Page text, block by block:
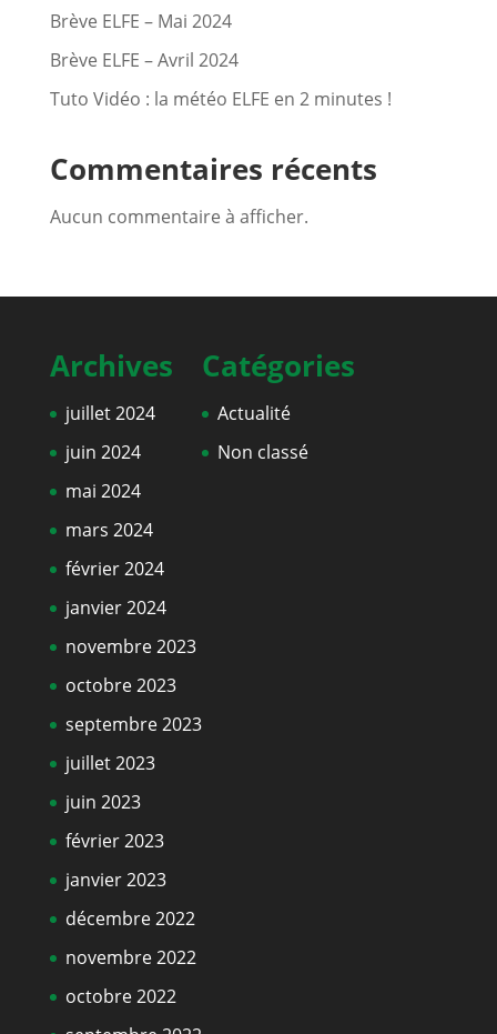
Brève ELFE – Mai 2024
Brève ELFE – Avril 2024
Tuto Vidéo : la météo ELFE en 2 minutes !
Commentaires récents
Aucun commentaire à afficher.
Archives
juillet 2024
juin 2024
mai 2024
mars 2024
février 2024
janvier 2024
novembre 2023
octobre 2023
septembre 2023
juillet 2023
juin 2023
février 2023
janvier 2023
décembre 2022
novembre 2022
octobre 2022
Catégories
Actualité
Non classé